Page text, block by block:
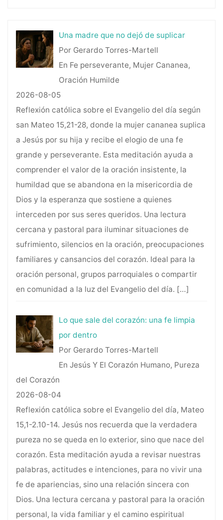
Una madre que no dejó de suplicar
Por Gerardo Torres-Martell
En Fe perseverante, Mujer Cananea,
Oración Humilde
2026-08-05
Reflexión católica sobre el Evangelio del día según
san Mateo 15,21-28, donde la mujer cananea suplica
a Jesús por su hija y recibe el elogio de una fe
grande y perseverante. Esta meditación ayuda a
comprender el valor de la oración insistente, la
humildad que se abandona en la misericordia de
Dios y la esperanza que sostiene a quienes
interceden por sus seres queridos. Una lectura
cercana y pastoral para iluminar situaciones de
sufrimiento, silencios en la oración, preocupaciones
familiares y cansancios del corazón. Ideal para la
oración personal, grupos parroquiales o compartir
en comunidad a la luz del Evangelio del día. […]
Lo que sale del corazón: una fe limpia
por dentro
Por Gerardo Torres-Martell
En Jesús Y El Corazón Humano, Pureza
del Corazón
2026-08-04
Reflexión católica sobre el Evangelio del día, Mateo
15,1-2.10-14. Jesús nos recuerda que la verdadera
pureza no se queda en lo exterior, sino que nace del
corazón. Esta meditación ayuda a revisar nuestras
palabras, actitudes e intenciones, para no vivir una
fe de apariencias, sino una relación sincera con
Dios. Una lectura cercana y pastoral para la oración
personal, la vida familiar y el camino espiritual